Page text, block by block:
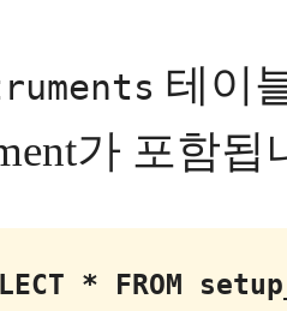
테이
가 포함됩
* FROM